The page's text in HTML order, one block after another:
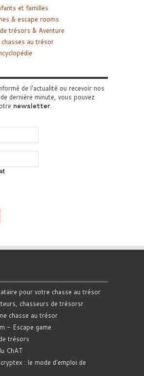
et familles
& escape rooms
trésors & Aventure
au trésor
de l'actualité ou recevoir nos
dernière minute, vous pouvez
newsletter
pour votre chasse au trésor
chasseurs de trésorsr
chasse au trésor
- Escape game
trésors
ChAT
: le mode d'emploi de